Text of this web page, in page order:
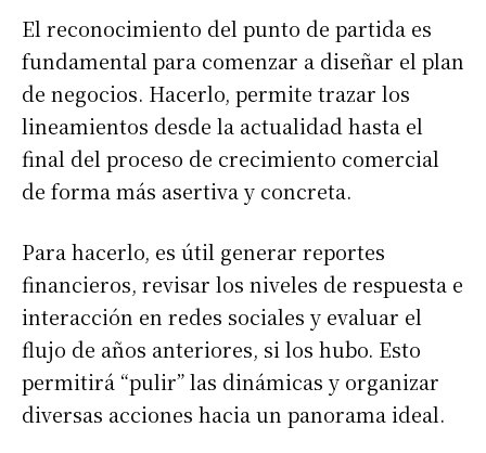
El reconocimiento del punto de partida es
fundamental para comenzar a diseñar el plan
de negocios. Hacerlo, permite trazar los
lineamientos desde la actualidad hasta el
final del proceso de crecimiento comercial
de forma más asertiva y concreta.
Para hacerlo, es útil generar reportes
financieros, revisar los niveles de respuesta e
interacción en redes sociales y evaluar el
flujo de años anteriores, si los hubo. Esto
permitirá “pulir” las dinámicas y organizar
diversas acciones hacia un panorama ideal.